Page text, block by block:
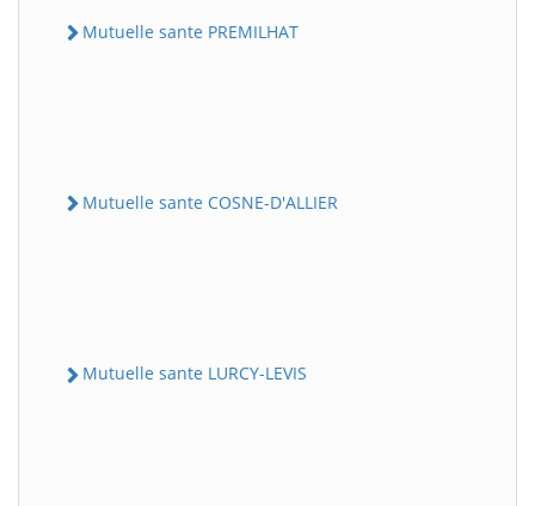
Mutuelle sante PREMILHAT
Mutuelle sante COSNE-D'ALLIER
Mutuelle sante LURCY-LEVIS